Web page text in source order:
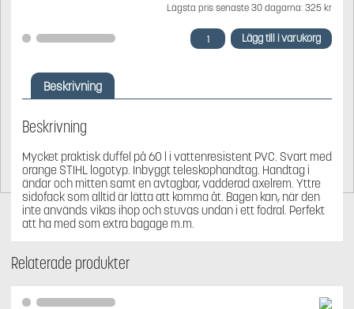
Lägsta pris senaste 30 dagarna: 325 kr
STIHL
Duffelbag
mängd
Lägg till i varukorg
Beskrivning
Beskrivning
Mycket praktisk duffel på 60 l i vattenresistent PVC. Svart med
orange STIHL logotyp. Inbyggt teleskophandtag. Handtag i
ändar och mitten samt en avtagbar, vadderad axelrem. Yttre
sidofack som alltid är lätta att komma åt. Bagen kan, när den
inte används vikas ihop och stuvas undan i ett fodral. Perfekt
att ha med som extra bagage m.m.
Relaterade produkter